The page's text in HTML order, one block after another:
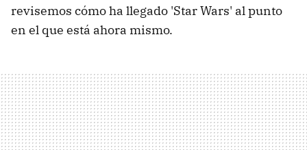
revisemos cómo ha llegado 'Star Wars' al punto
en el que está ahora mismo.